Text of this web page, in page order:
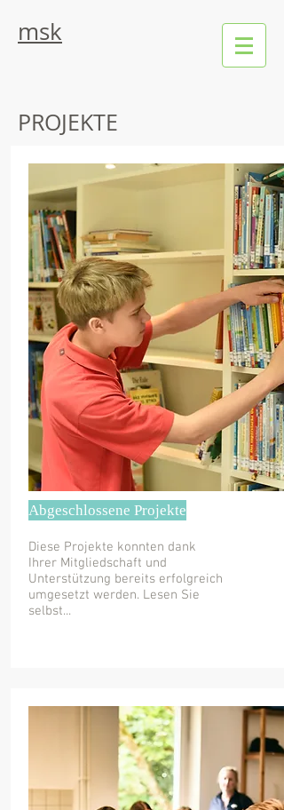
msk
PROJEKTE
Abgeschlossene Projekte
Diese Projekte konnten dank
Ihrer Mitgliedschaft und
Unterstützung bereits erfolgreich
umgesetzt werden. Lesen Sie
selbst...